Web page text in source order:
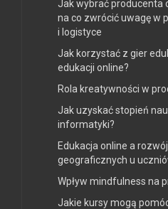
Jak wybrać producenta
na co zwrócić uwagę w
i logistyce
Jak korzystać z gier
edukacji online?
Rola kreatywności w
Jak uzyskać stopień
informatyki?
Edukacja online a
geograficznych u
Wpływ mindfulness na
Jakie kursy mogą